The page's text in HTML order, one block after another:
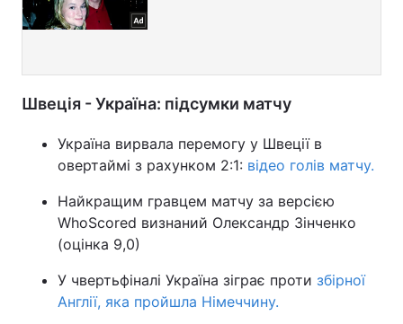
Швеція - Україна: підсумки матчу
Україна вирвала перемогу у Швеції в
овертаймі з рахунком 2:1: відео голів матчу.
Найкращим гравцем матчу за версією
WhoScored визнаний Олександр Зінченко
(оцінка 9,0)
У чвертьфіналі Україна зіграє проти збірної
Англії, яка пройшла Німеччину.